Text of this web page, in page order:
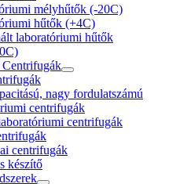
mélyhűtők (-20C)
hűtők (+4C)
laboratóriumi hűtők
nagy fordulatszámú
centrifugák
centrifugák
centrifugák
készítő